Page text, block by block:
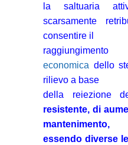
la saltuaria
scarsamente
consentire il
economica dello
rilievo a base
della reiezione
resistente, di
mantenimento,
essendo diverse